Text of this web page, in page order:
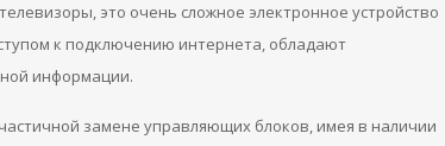
это очень сложное электронное устройство
к подключению интернета, обладают
информации.
замене управляющих блоков, имея в наличии